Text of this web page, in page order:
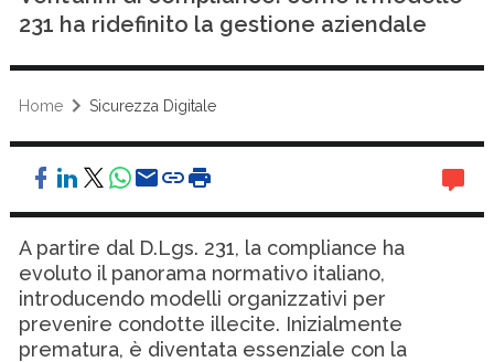
231 ha ridefinito la gestione aziendale
Home Sicurezza Digitale
A partire dal D.Lgs. 231, la compliance ha
evoluto il panorama normativo italiano,
introducendo modelli organizzativi per
prevenire condotte illecite. Inizialmente
prematura, è diventata essenziale con la